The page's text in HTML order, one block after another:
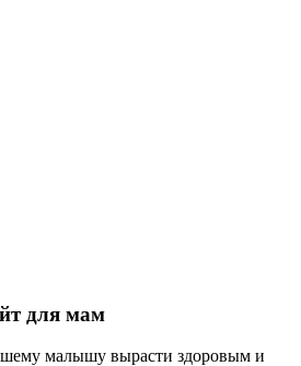
для мам
малышу вырасти здоровым и